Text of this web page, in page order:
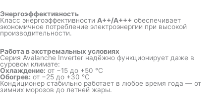
Энергоэффективность
Класс энергоэффективности A++/A+++ обеспечивает
экономичное потребление электроэнергии при высокой
производительности.
Работа в экстремальных условиях
Серия Avalanche Inverter надёжно функционирует даже в
суровом климате:
Охлаждение: от −15 до +50 °C
Обогрев: от −25 до +30 °C
Кондиционер стабильно работает в любое время года — от
зимних морозов до летней жары.